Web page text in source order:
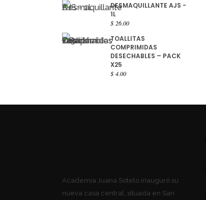
DESMAQUILLANTE AJS -
1L
$ 26.00
TOALLITAS
COMPRIMIDAS
DESECHABLES – PACK
X25
$ 4.00
Academia Juana Sotelo inauguró su
nueva casa central, situada en San